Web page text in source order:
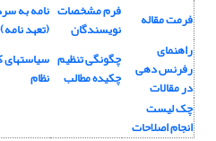
فرمت مقاله
فرم مشخصات
نویسندگان
نامه به
(تعهد نامه)
راهنمای
رفرنس دهی
در مقالات
چگونگی تنظیم
چکیده مطالب
سیاستهای
نظام
چک لیست
انجام اصلاحات